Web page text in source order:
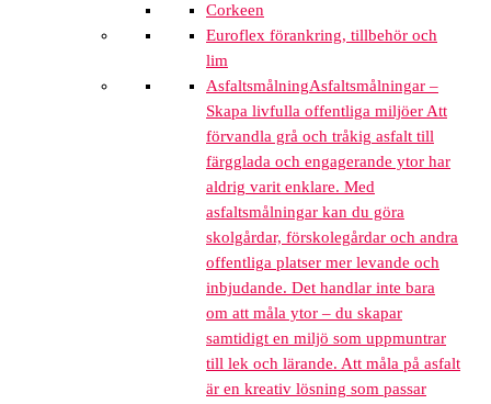
Corkeen
Euroflex förankring, tillbehör och
lim
AsfaltsmålningAsfaltsmålningar –
Skapa livfulla offentliga miljöer Att
förvandla grå och tråkig asfalt till
färgglada och engagerande ytor har
aldrig varit enklare. Med
asfaltsmålningar kan du göra
skolgårdar, förskolegårdar och andra
offentliga platser mer levande och
inbjudande. Det handlar inte bara
om att måla ytor – du skapar
samtidigt en miljö som uppmuntrar
till lek och lärande. Att måla på asfalt
är en kreativ lösning som passar